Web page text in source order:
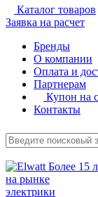
Каталог товаров
Заявка на расчет
Бренды
О компании
Оплата и
Партнерам
Купон на
Контакты
Более 15
на рынке
электрики